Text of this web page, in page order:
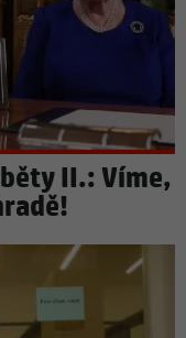
II.: Víme,